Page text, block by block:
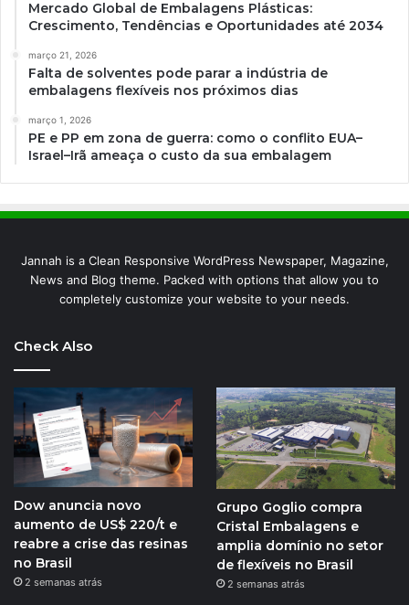
Mercado Global de Embalagens Plásticas:
Crescimento, Tendências e Oportunidades até 2034
março 21, 2026
Falta de solventes pode parar a indústria de
embalagens flexíveis nos próximos dias
março 1, 2026
PE e PP em zona de guerra: como o conflito EUA–
Israel–Irã ameaça o custo da sua embalagem
Jannah is a Clean Responsive WordPress Newspaper, Magazine,
News and Blog theme. Packed with options that allow you to
completely customize your website to your needs.
Check Also
Dow anuncia novo
aumento de US$ 220/t e
reabre a crise das resinas
no Brasil
2 semanas atrás
Grupo Goglio compra
Cristal Embalagens e
amplia domínio no setor
de flexíveis no Brasil
2 semanas atrás